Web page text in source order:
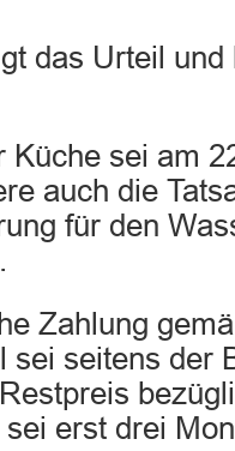
das Urteil
Küche sei am
auch die
für den
Zahlung
sei seitens der
erst drei